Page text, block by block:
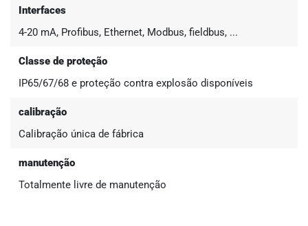
Interfaces
4-20 mA, Profibus, Ethernet, Modbus, fieldbus, ...
Classe de proteção
IP65/67/68 e proteção contra explosão disponíveis
calibração
Calibração única de fábrica
manutenção
Totalmente livre de manutenção